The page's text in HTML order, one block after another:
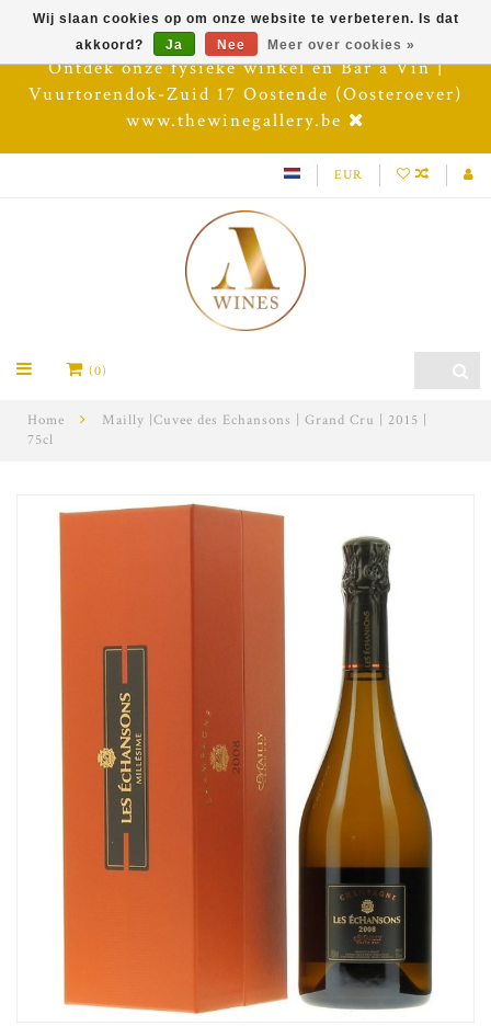
Ontdek onze fysieke winkel en Bar à Vin |
Vuurtorendok-Zuid 17 Oostende (Oosteroever)
www.thewinegallery.be
EUR
(0)
Home
Mailly |Cuvee des Echansons | Grand Cru | 2015 |
75cl
Wij slaan cookies op om onze website te verbeteren. Is dat
akkoord?
Ja Nee Meer over cookies »